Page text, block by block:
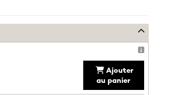
Ajouter
au panier